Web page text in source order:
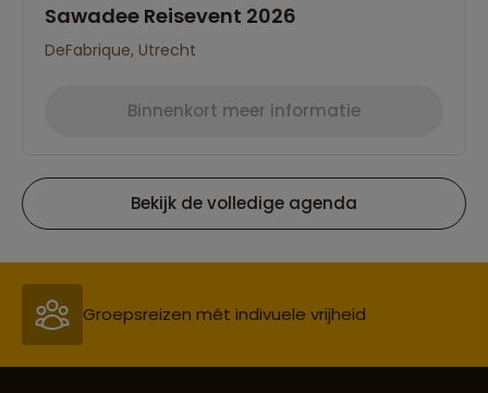
Sawadee Reisevent 2026
DeFabrique, Utrecht
Binnenkort meer informatie
Bekijk de volledige agenda
Reizen met oog voor mens, cultuur en milieu
Groepsreizen mét indivuele vrijheid